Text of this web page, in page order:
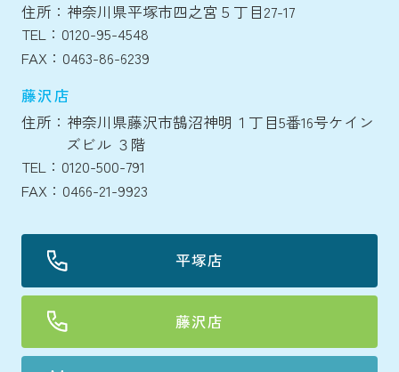
住所：神奈川県平塚市四之宮５丁目27-17
TEL：0120-95-4548
FAX：0463-86-6239
藤沢店
住所：神奈川県藤沢市鵠沼神明１丁目5番16号ケイン
ズビル ３階
TEL：0120-500-791
FAX：0466-21-9923
平塚店
藤沢店